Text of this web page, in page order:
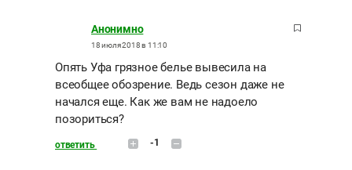
Анонимно
18 июля 2018 в 11:10
Опять Уфа грязное белье вывесила на
всеобщее обозрение. Ведь сезон даже не
начался еще. Как же вам не надоело
позориться?
ответить -1